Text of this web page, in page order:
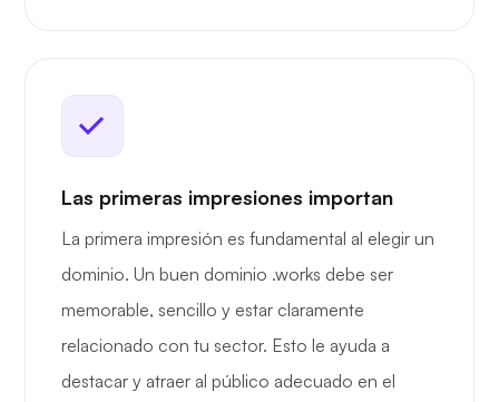
Las primeras impresiones importan
La primera impresión es fundamental al elegir un
dominio. Un buen dominio .works debe ser
memorable, sencillo y estar claramente
relacionado con tu sector. Esto le ayuda a
destacar y atraer al público adecuado en el